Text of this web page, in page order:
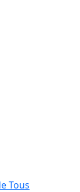
Tous